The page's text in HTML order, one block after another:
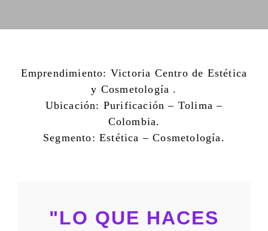
Emprendimiento: Victoria Centro de Estética
y Cosmetología .
Ubicación: Purificación – Tolima –
Colombia.
Segmento: Estética – Cosmetología.
"LO QUE HACES
Servicios